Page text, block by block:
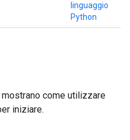
linguaggio
Python
come utilizzare
iniziare.